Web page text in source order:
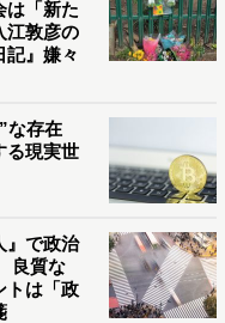
は「新た
江敦彦の
記』嫌々
な存在
現実世
』で政治
良質な
トは「政